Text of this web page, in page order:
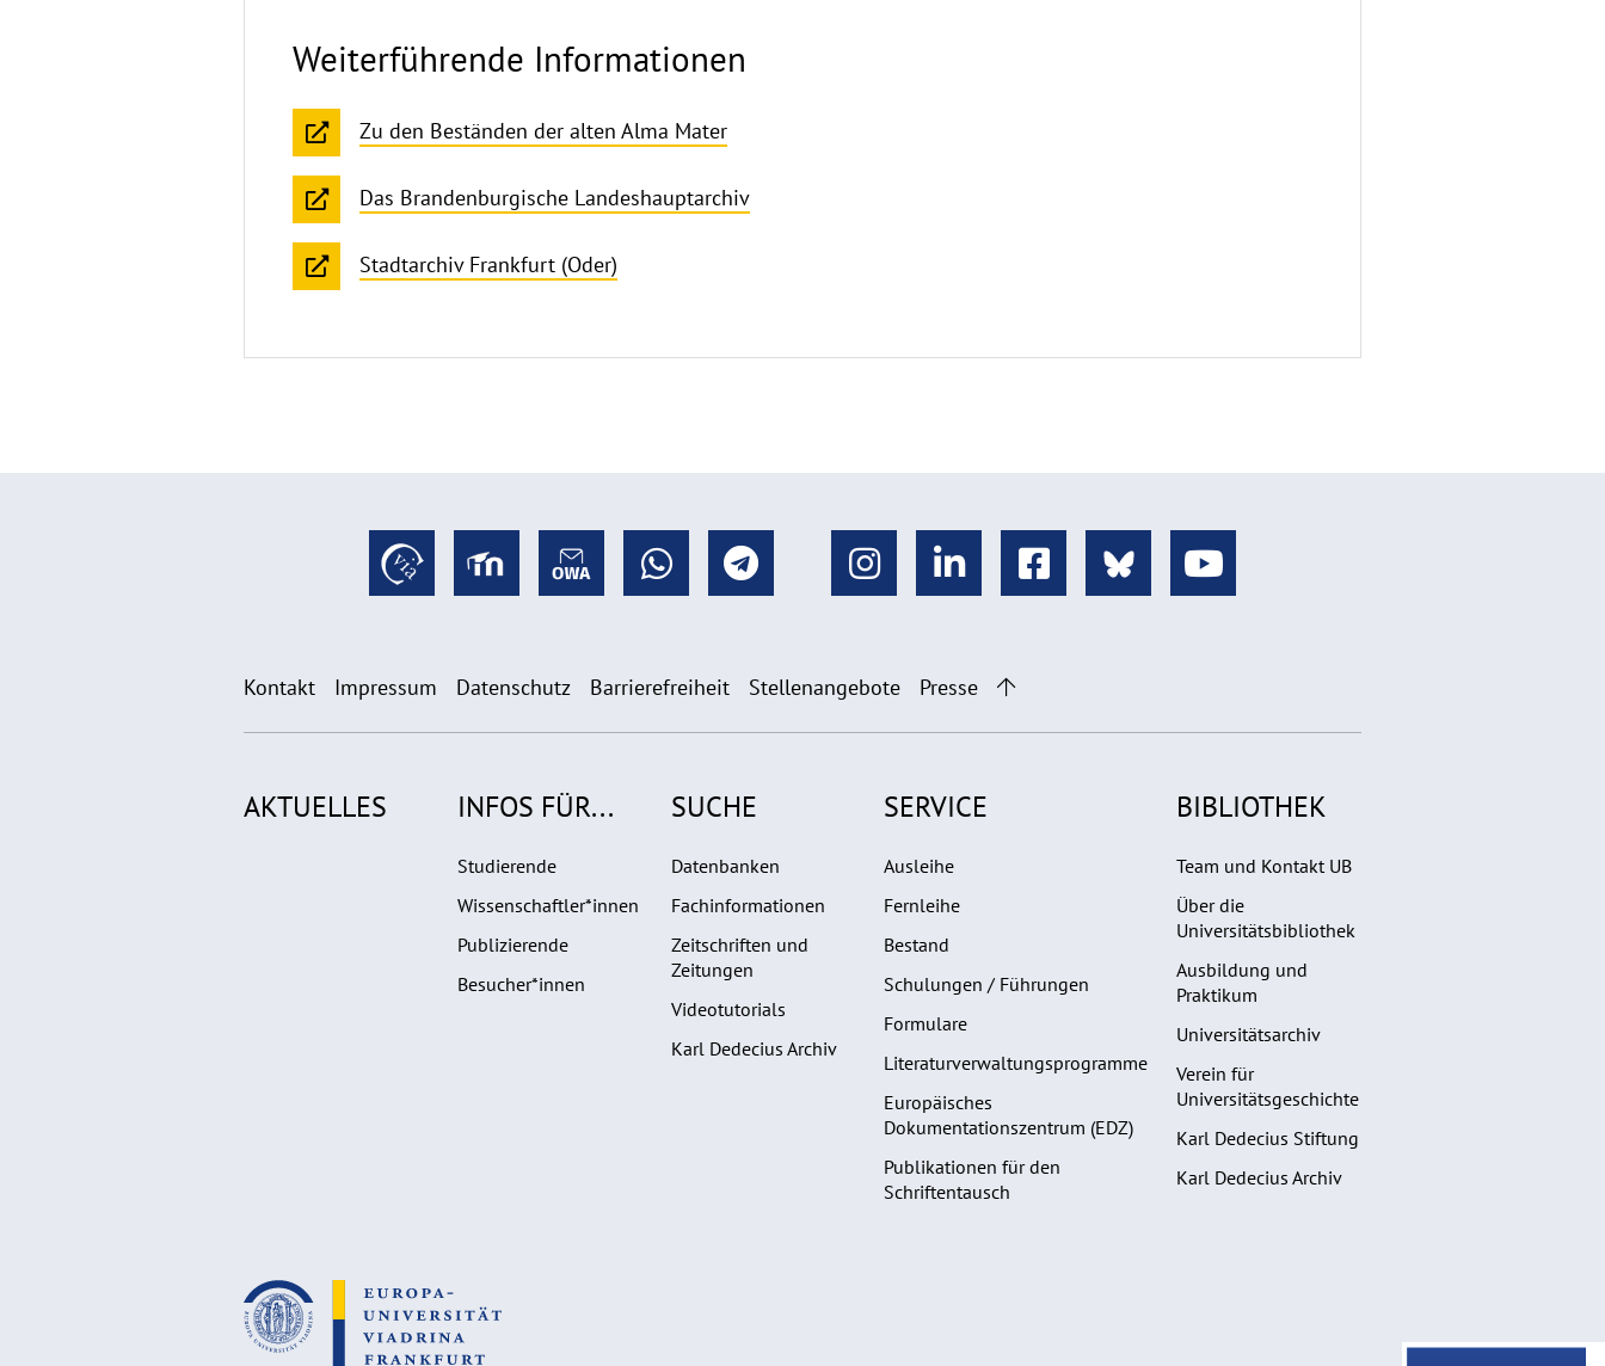
Weiterführende Informationen
Zu den Beständen der alten Alma Mater
Das Brandenburgische Landeshauptarchiv
Stadtarchiv Frankfurt (Oder)
Kontakt Impressum Datenschutz Barrierefreiheit Stellenangebote Presse
AKTUELLES INFOS FÜR...
Studierende
Wissenschaftler*innen
Publizierende
Besucher*innen
SUCHE
Datenbanken
Fachinformationen
Zeitschriften und
Zeitungen
Videotutorials
Karl Dedecius Archiv
SERVICE
Ausleihe
Fernleihe
Bestand
Schulungen / Führungen
Formulare
Literaturverwaltungsprogramme
Europäisches
Dokumentationszentrum (EDZ)
Publikationen für den
Schriftentausch
BIBLIOTHEK
Team und Kontakt UB
Über die
Universitätsbibliothek
Ausbildung und
Praktikum
Universitätsarchiv
Verein für
Universitätsgeschichte
Karl Dedecius Stiftung
Karl Dedecius Archiv